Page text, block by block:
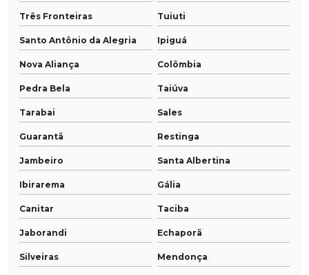
Três Fronteiras Tuiuti
Santo Antônio da Alegria Ipiguá
Nova Aliança Colômbia
Pedra Bela Taiúva
Tarabai Sales
Guarantã Restinga
Jambeiro Santa Albertina
Ibirarema Gália
Canitar Taciba
Jaborandi Echaporã
Silveiras Mendonça